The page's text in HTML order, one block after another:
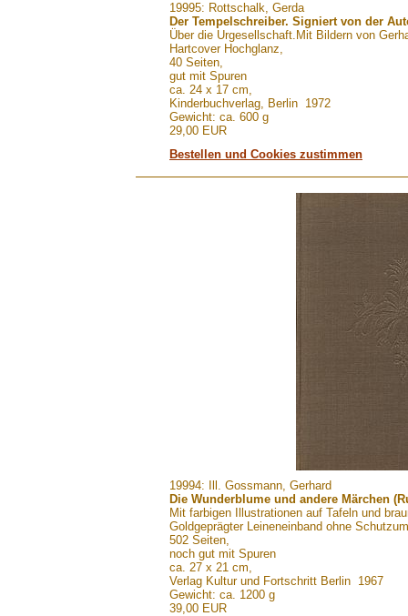
19995: Rottschalk, Gerda
Der Tempelschreiber. Signiert von der
Über die Urgesellschaft.Mit Bildern von
Hartcover Hochglanz,
40 Seiten,
gut mit Spuren
ca. 24 x 17 cm,
Kinderbuchverlag, Berlin 1972
Gewicht: ca. 600 g
29,00 EUR
Bestellen und Cookies zustimmen
19994: Ill. Gossmann, Gerhard
Die Wunderblume und andere Märchen
Mit farbigen Illustrationen auf Tafeln und
Goldgeprägter Leineneinband ohne
502 Seiten,
noch gut mit Spuren
ca. 27 x 21 cm,
Verlag Kultur und Fortschritt Berlin 1967
Gewicht: ca. 1200 g
39,00 EUR